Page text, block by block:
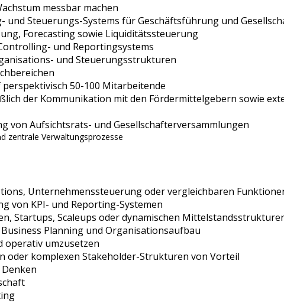
messbar machen
Steuerungs-Systems für Geschäftsführung und
Forecasting sowie Liquiditätssteuerung
und Reportingsystems
und Steuerungsstrukturen
50-100 Mitarbeitende
der Kommunikation mit den Fördermittelgebern sowie
Aufsichtsrats- und Gesellschafterversammlungen
zentrale Verwaltungsprozesse
Unternehmenssteuerung oder vergleichbaren
von KPI- und Reporting-Systemen
Startups, Scaleups oder dynamischen
Planning und Organisationsaufbau
operativ umzusetzen
oder komplexen Stakeholder-Strukturen von Vorteil